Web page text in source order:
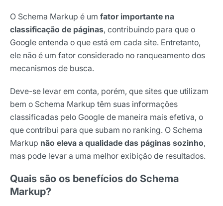
O Schema Markup é um fator importante na
classificação de páginas, contribuindo para que o
Google entenda o que está em cada site. Entretanto,
ele não é um fator considerado no ranqueamento dos
mecanismos de busca.
Deve-se levar em conta, porém, que sites que utilizam
bem o Schema Markup têm suas informações
classificadas pelo Google de maneira mais efetiva, o
que contribui para que subam no ranking. O Schema
Markup não eleva a qualidade das páginas sozinho,
mas pode levar a uma melhor exibição de resultados.
Quais são os benefícios do Schema
Markup?